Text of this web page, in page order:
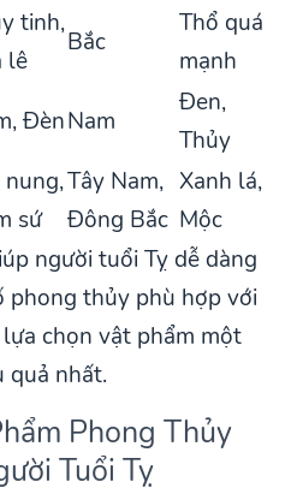
tinh,
lê
Bắc
Thổ quá
mạnh
ĐènNam
Đen,
Thủy
sứ
Tây Nam,
Đông Bắc
Xanh lá,
Mộc
người tuổi Tỵ dễ dàng
phong thủy phù hợp với
chọn vật phẩm một
quả nhất.
Phong Thủy
Tuổi Tỵ